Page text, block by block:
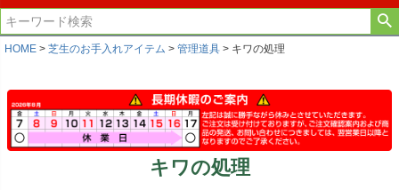
HOME 芝生のお手入れアイテム 管理道具 キワの処理
キワの処理